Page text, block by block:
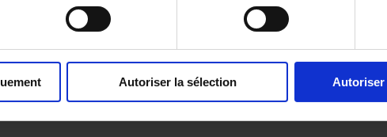
Autoriser la sélection Autoriser